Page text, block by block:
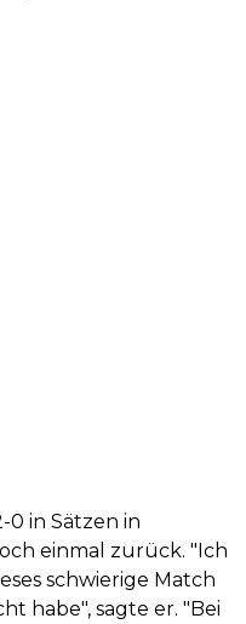
0 in Sätzen in
einmal zurück. "Ich
schwierige Match
habe", sagte er. "Bei